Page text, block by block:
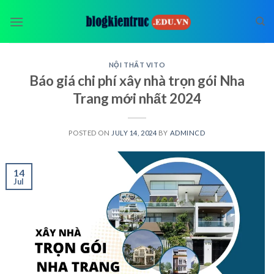
NỘI THẤT VITO
Báo giá chi phí xây nhà trọn gói Nha
Trang mới nhất 2024
POSTED ON JULY 14, 2024 BY ADMINCD
14
Jul